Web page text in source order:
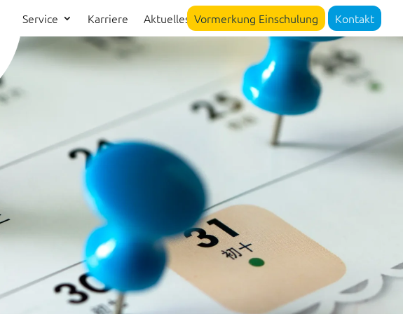
Service Karriere Aktuelles Vormerkung Einschulung Kontakt